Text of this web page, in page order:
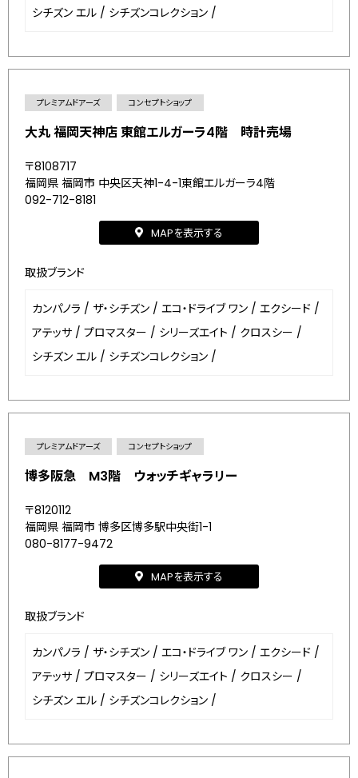
シチズン エル / シチズンコレクション /
プレミアムドアーズ コンセプトショップ
大丸 福岡天神店 東館エルガーラ4階 時計売場
〒8108717
福岡県 福岡市 中央区天神1-4-1東館エルガーラ4階
092-712-8181
MAPを表示する
取扱ブランド
カンパノラ / ザ・シチズン / エコ・ドライブ ワン / エクシード /
アテッサ / プロマスター / シリーズエイト / クロスシー /
シチズン エル / シチズンコレクション /
プレミアムドアーズ コンセプトショップ
博多阪急 M3階 ウォッチギャラリー
〒8120112
福岡県 福岡市 博多区博多駅中央街1-1
080-8177-9472
MAPを表示する
取扱ブランド
カンパノラ / ザ・シチズン / エコ・ドライブ ワン / エクシード /
アテッサ / プロマスター / シリーズエイト / クロスシー /
シチズン エル / シチズンコレクション /